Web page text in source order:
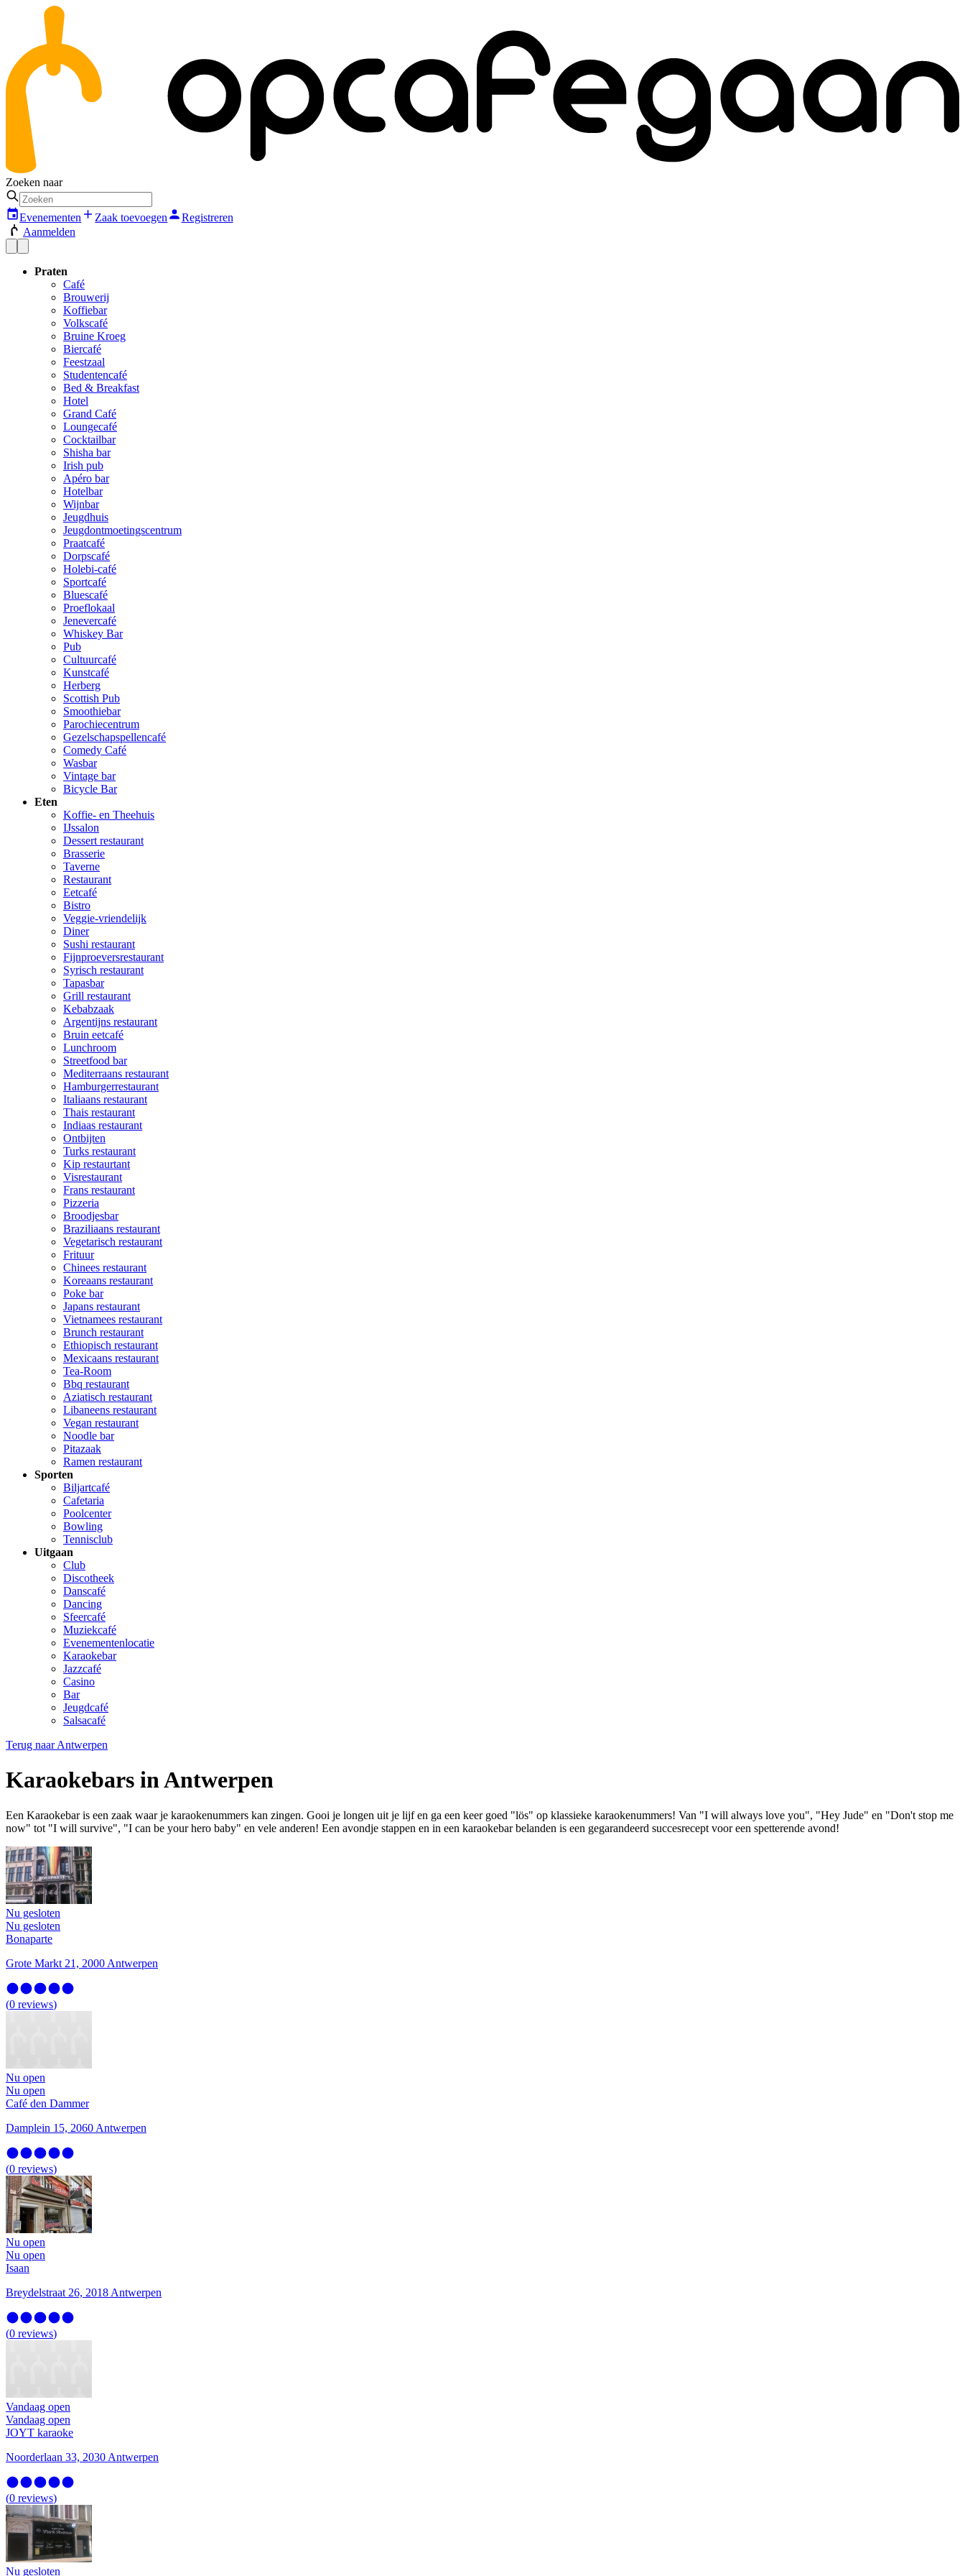
Zoeken naar
Evenementen Zaak toevoegen
Registreren
Aanmelden
Praten
Café
Brouwerij
Koffiebar
Volkscafé
Bruine Kroeg
Biercafé
Feestzaal
Studentencafé
Bed & Breakfast
Hotel
Grand Café
Loungecafé
Cocktailbar
Shisha bar
Irish pub
Apéro bar
Hotelbar
Wijnbar
Jeugdhuis
Jeugdontmoetingscentrum
Praatcafé
Dorpscafé
Holebi-café
Sportcafé
Bluescafé
Proeflokaal
Jenevercafé
Whiskey Bar
Pub
Cultuurcafé
Kunstcafé
Herberg
Scottish Pub
Smoothiebar
Parochiecentrum
Gezelschapspellencafé
Comedy Café
Wasbar
Vintage bar
Bicycle Bar
Eten
Koffie- en Theehuis
IJssalon
Dessert restaurant
Brasserie
Taverne
Restaurant
Eetcafé
Bistro
Veggie-vriendelijk
Diner
Sushi restaurant
Fijnproeversrestaurant
Syrisch restaurant
Tapasbar
Grill restaurant
Kebabzaak
Argentijns restaurant
Bruin eetcafé
Lunchroom
Streetfood bar
Mediterraans restaurant
Hamburgerrestaurant
Italiaans restaurant
Thais restaurant
Indiaas restaurant
Ontbijten
Turks restaurant
Kip restaurtant
Visrestaurant
Frans restaurant
Pizzeria
Broodjesbar
Braziliaans restaurant
Vegetarisch restaurant
Frituur
Chinees restaurant
Koreaans restaurant
Poke bar
Japans restaurant
Vietnamees restaurant
Brunch restaurant
Ethiopisch restaurant
Mexicaans restaurant
Tea-Room
Bbq restaurant
Aziatisch restaurant
Libaneens restaurant
Vegan restaurant
Noodle bar
Pitazaak
Ramen restaurant
Sporten
Biljartcafé
Cafetaria
Poolcenter
Bowling
Tennisclub
Uitgaan
Club
Discotheek
Danscafé
Dancing
Sfeercafé
Muziekcafé
Evenementenlocatie
Karaokebar
Jazzcafé
Casino
Bar
Jeugdcafé
Salsacafé
Terug naar Antwerpen
Karaokebars in Antwerpen
Een Karaokebar is een zaak waar je karaokenummers kan zingen. Gooi je longen uit je lijf en ga een keer goed "lös" op klassieke karaokenummers! Van "I will always love you", "Hey Jude" en "Don't stop me
now" tot "I will survive", "I can be your hero baby" en vele anderen! Een avondje stappen en in een karaokebar belanden is een gegarandeerd succesrecept voor een spetterende avond!
Nu gesloten
Nu gesloten
Bonaparte
Grote Markt 21, 2000 Antwerpen
(0 reviews)
Nu open
Nu open
Café den Dammer
Damplein 15, 2060 Antwerpen
(0 reviews)
Nu open
Nu open
Isaan
Breydelstraat 26, 2018 Antwerpen
(0 reviews)
Vandaag open
Vandaag open
JOYT karaoke
Noorderlaan 33, 2030 Antwerpen
(0 reviews)
Nu gesloten